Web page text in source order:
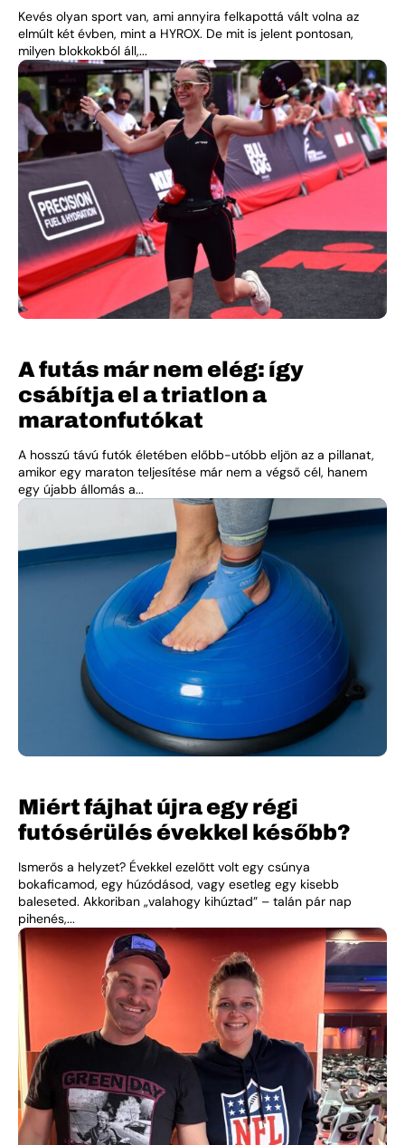
Kevés olyan sport van, ami annyira felkapottá vált volna az
elmúlt két évben, mint a HYROX. De mit is jelent pontosan,
milyen blokkokból áll,...
A futás már nem elég: így
csábítja el a triatlon a
maratonfutókat
A hosszú távú futók életében előbb-utóbb eljön az a pillanat,
amikor egy maraton teljesítése már nem a végső cél, hanem
egy újabb állomás a...
Miért fájhat újra egy régi
futósérülés évekkel később?
Ismerős a helyzet? Évekkel ezelőtt volt egy csúnya
bokaficamod, egy húzódásod, vagy esetleg egy kisebb
baleseted. Akkoriban „valahogy kihúztad” – talán pár nap
pihenés,...